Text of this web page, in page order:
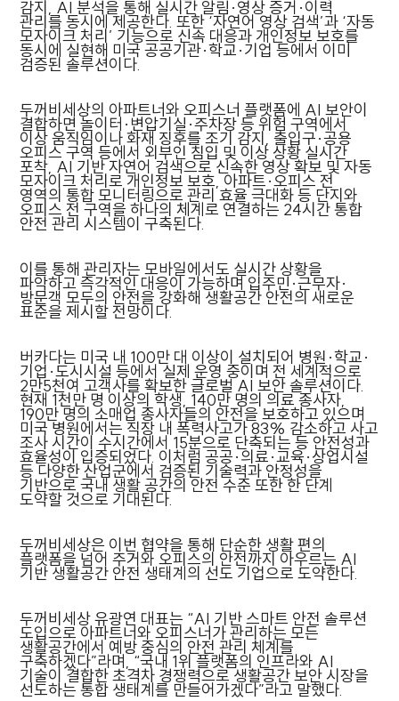
감지, AI 분석을 통해 실시간 알림·영상 증거·이력
관리를 동시에 제공한다. 또한 ‘자연어 영상 검색’과 ‘자동
모자이크 처리’ 기능으로 신속 대응과 개인정보 보호를
동시에 실현해 미국 공공기관·학교·기업 등에서 이미
검증된 솔루션이다.
두꺼비세상의 아파트너와 오피스너 플랫폼에 AI 보안이
결합하면 놀이터·변압기실·주차장 등 위험 구역에서
이상 움직임이나 화재 징후를 조기 감지, 출입구·공용
오피스 구역 등에서 외부인 침입 및 이상 상황 실시간
포착, AI 기반 자연어 검색으로 신속한 영상 확보 및 자동
모자이크 처리로 개인정보 보호, 아파트·오피스 전
영역의 통합 모니터링으로 관리 효율 극대화 등 단지와
오피스 전 구역을 하나의 체계로 연결하는 24시간 통합
안전 관리 시스템이 구축된다.
이를 통해 관리자는 모바일에서도 실시간 상황을
파악하고 즉각적인 대응이 가능하며 입주민·근무자·
방문객 모두의 안전을 강화해 생활공간 안전의 새로운
표준을 제시할 전망이다.
버카다는 미국 내 100만 대 이상이 설치되어 병원·학교·
기업·도시시설 등에서 실제 운영 중이며 전 세계적으로
2만5천여 고객사를 확보한 글로벌 AI 보안 솔루션이다.
현재 1천만 명 이상의 학생, 140만 명의 의료 종사자,
190만 명의 소매업 종사자들의 안전을 보호하고 있으며
미국 병원에서는 직장 내 폭력사고가 83% 감소하고 사고
조사 시간이 수시간에서 15분으로 단축되는 등 안전성과
효율성이 입증되었다. 이처럼 공공·의료·교육·상업시설
등 다양한 산업군에서 검증된 기술력과 안정성을
기반으로 국내 생활 공간의 안전 수준 또한 한 단계
도약할 것으로 기대된다.
두꺼비세상은 이번 협약을 통해 단순한 생활 편의
플랫폼을 넘어 주거와 오피스의 안전까지 아우르는 AI
기반 생활공간 안전 생태계의 선도 기업으로 도약한다.
두꺼비세상 유광연 대표는 “AI 기반 스마트 안전 솔루션
도입으로 아파트너와 오피스너가 관리하는 모든
생활공간에서 예방 중심의 안전 관리 체계를
구축하겠다”라며, “국내 1위 플랫폼의 인프라와 AI
기술이 결합한 초격차 경쟁력으로 생활공간 보안 시장을
선도하는 통합 생태계를 만들어가겠다”라고 말했다.